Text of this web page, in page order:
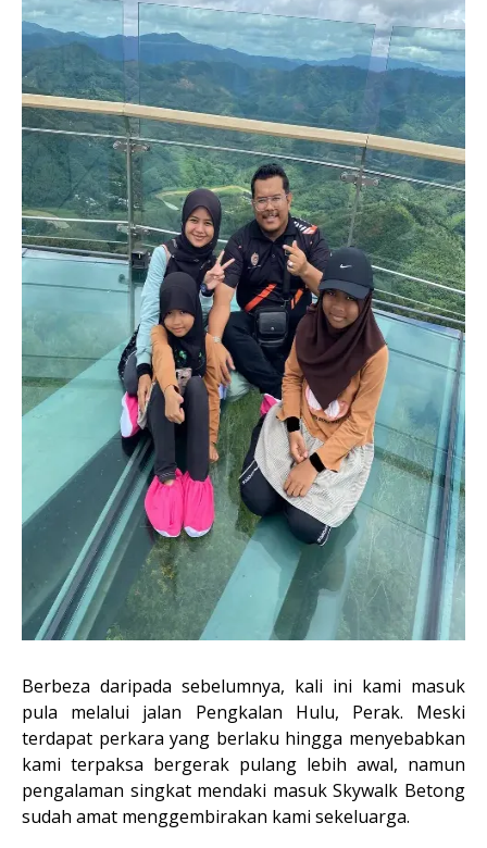
Berbeza daripada sebelumnya, kali ini kami masuk
pula melalui jalan Pengkalan Hulu, Perak. Meski
terdapat perkara yang berlaku hingga menyebabkan
kami terpaksa bergerak pulang lebih awal, namun
pengalaman singkat mendaki masuk Skywalk Betong
sudah amat menggembirakan kami sekeluarga.